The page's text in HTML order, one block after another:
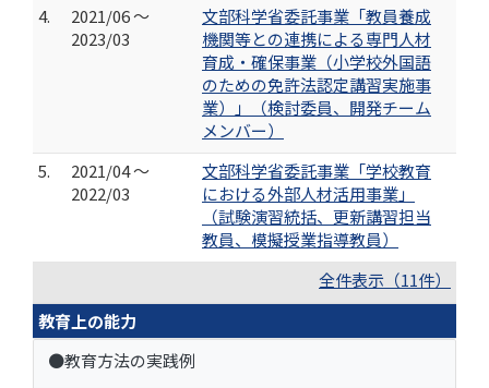
4.
2021/06 ～
2023/03
文部科学省委託事業「教員養成
機関等との連携による専門人材
育成・確保事業（小学校外国語
のための免許法認定講習実施事
業）」（検討委員、開発チーム
メンバー）
5.
2021/04 ～
2022/03
文部科学省委託事業「学校教育
における外部人材活用事業」
（試験演習統括、更新講習担当
教員、模擬授業指導教員）
全件表示（11件）
教育上の能力
●教育方法の実践例